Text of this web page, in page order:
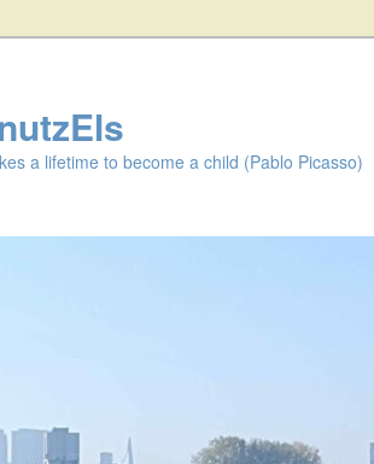
a lifetime to become a child (Pablo Picasso)